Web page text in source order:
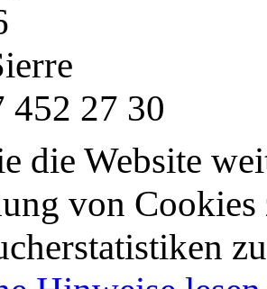
452 27 30
die Website
von